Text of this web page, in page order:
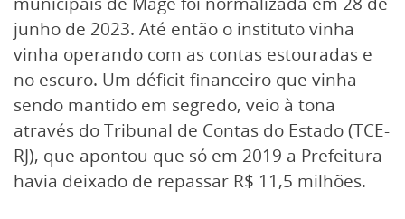
junho de 2023. Até então o instituto vinha
vinha operando com as contas estouradas e
no escuro. Um déficit financeiro que vinha
sendo mantido em segredo, veio à tona
através do Tribunal de Contas do Estado (TCE-
RJ), que apontou que só em 2019 a Prefeitura
havia deixado de repassar R$ 11,5 milhões.